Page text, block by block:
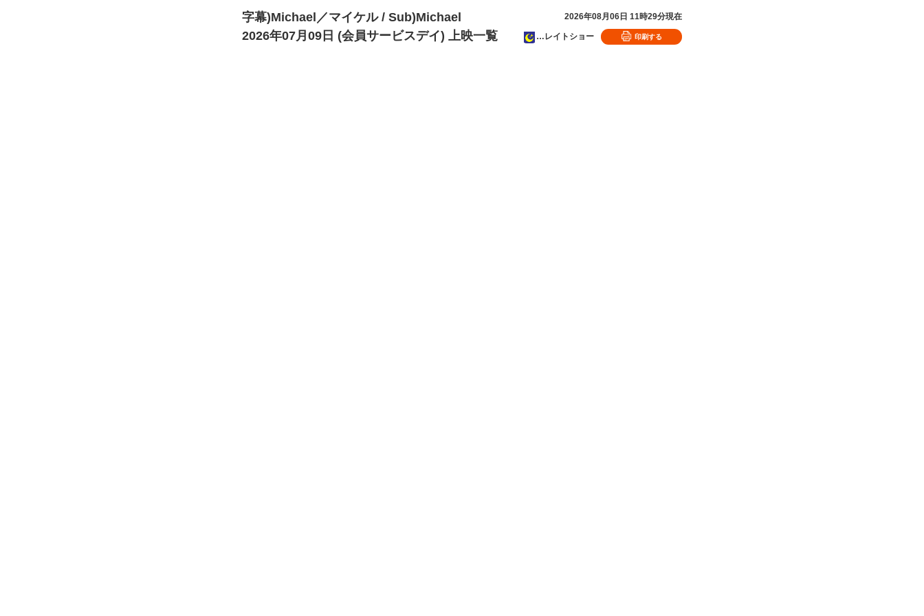
字幕)Michael／マイケル / Sub)Michael 2026年08月06日 11時29分現在
2026年07月09日 (会員サービスデイ) 上映一覧 …レイトショー 印刷する